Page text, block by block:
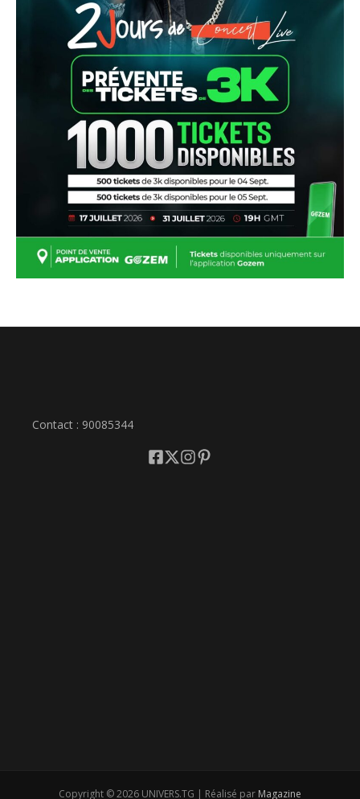
Contact : 90085344
Copyright © 2026 UNIVERS.TG | Réalisé par Magazine